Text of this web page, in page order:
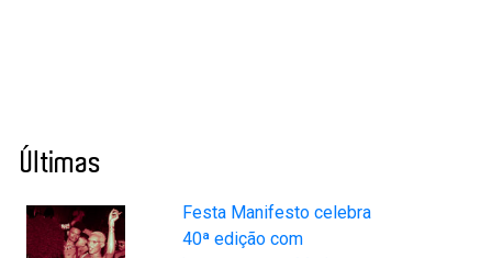
Últimas
Festa Manifesto celebra
40ª edição com